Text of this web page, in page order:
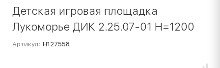
Детская игровая площадка
Лукоморье ДИК 2.25.07-01 H=1200
Артикул: Н127558